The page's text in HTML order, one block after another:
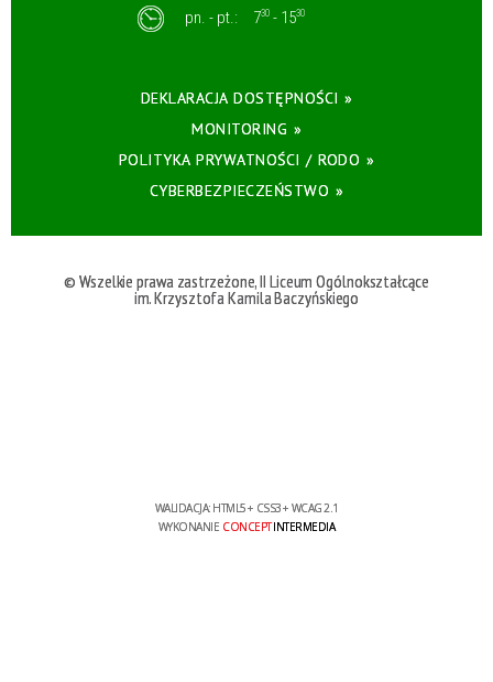
pn. - pt.: 730 - 1530
DEKLARACJA DOSTĘPNOŚCI »
MONITORING »
POLITYKA PRYWATNOŚCI / RODO »
CYBERBEZPIECZEŃSTWO »
© Wszelkie prawa zastrzeżone, II Liceum Ogólnokształcące
im. Krzysztofa Kamila Baczyńskiego
WALIDACJA: HTML5+ CSS3+ WCAG 2.1
WYKONANIE CONCEPTINTERMEDIA